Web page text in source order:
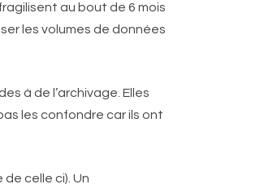
au bout de 6 mois
les volumes de données
à de l’archivage. Elles
les confondre car ils ont
celle ci). Un